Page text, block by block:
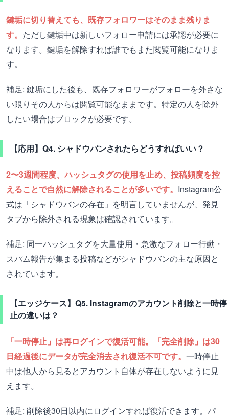
鍵垢に切り替えても、既存フォロワーはそのまま残りま
す。 ただし鍵垢中は新しいフォロー申請には承認が必要に
なります。鍵垢を解除すれば誰でもまた閲覧可能になりま
す。
補足: 鍵垢にした後も、既存フォロワーがフォローを外さな
い限りその人からは閲覧可能なままです。特定の人を除外
したい場合はブロックが必要です。
【応用】Q4. シャドウバンされたらどうすればいい？
2〜3週間程度、ハッシュタグの使用を止め、投稿頻度を控
えることで自然に解除されることが多いです。 Instagram公
式は「シャドウバンの存在」を明言していませんが、発見
タブから除外される現象は確認されています。
補足: 同一ハッシュタグを大量使用・急激なフォロー行動・
スパム報告が集まる投稿などがシャドウバンの主な原因と
されています。
【エッジケース】Q5. Instagramのアカウント削除と一時停
止の違いは？
「一時停止」は再ログインで復活可能。「完全削除」は30
日経過後にデータが完全消去され復活不可です。 一時停止
中は他人から見るとアカウント自体が存在しないように見
えます。
補足: 削除後30日以内にログインすれば復活できます。パ